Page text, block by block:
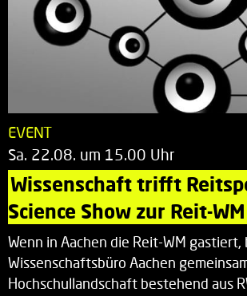
EVENT
Sa. 22.08. um 15.00 Uhr
Wissenschaft trifft
Science Show zur Reit-WM
Wenn in Aachen die Reit-WM gastiert,
Wissenschaftsbüro Aachen
Hochschullandschaft bestehend aus